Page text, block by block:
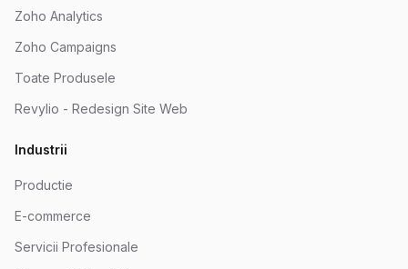
Zoho Analytics
Zoho Campaigns
Toate Produsele
Revylio - Redesign Site Web
Industrii
Productie
E-commerce
Servicii Profesionale